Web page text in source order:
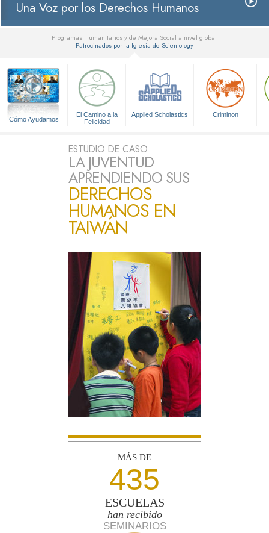
Una Voz por los Derechos Humanos
Programas Humanitarios y de Mejora Social a nivel global
Patrocinados por la Iglesia de Scientology
Cómo Ayudamos
El Camino a la
Felicidad
Applied Scholastics Criminon
ESTUDIO DE CASO
LA JUVENTUD
APRENDIENDO SUS
DERECHOS
HUMANOS EN
TAIWÁN
MÁS DE
435
ESCUELAS
han recibido
SEMINARIOS